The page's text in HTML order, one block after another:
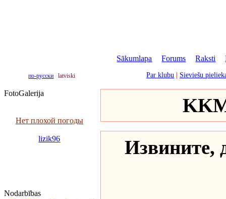
Sākumlapa |Forums |Raksti |
по-русски latviski Par klubu Sieviešu
FotoGalerija
Нет плохой погоды
lizik96
Nodarbības
Извините,